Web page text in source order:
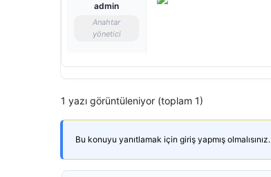
admin
Anahtar
yönetici
1 yazı görüntüleniyor (toplam 1)
Bu konuyu yanıtlamak için giriş yapmış olmalısınız.